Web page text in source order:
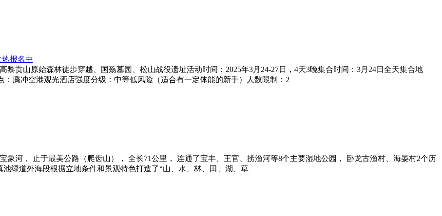
报名中
贡山原始森林徒步穿越、国殇墓园、松山战役遗址活动时间：2025年3月24-27日，4天3晚集合时间：3月24日全天集合地
腾冲空港观光酒店强度分级：中等低风险（适合有一定体能的新手）人数限制：2
象河， 止于最美公路（爬齿山）， 全长71公里， 连通了宝丰、王官、捞渔河等8个主要湿地公园， 卧龙古渔村、海晏村2个历
绿道外海段根据立地条件和景观特色打造了“山、水、林、田、湖、草